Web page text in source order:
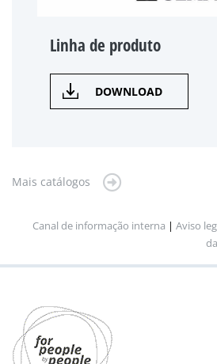
Linha de produto
DOWNLOAD
Mais catálogos
Canal de informação interna | Aviso